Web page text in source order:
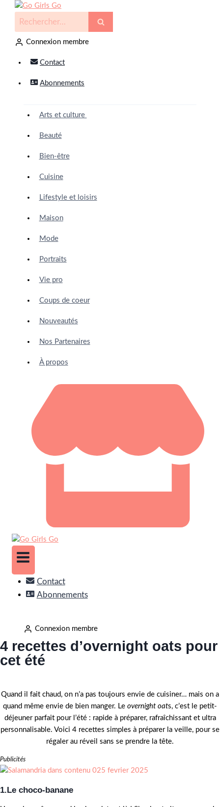
Connexion membre
Contact
Abonnements
Arts et culture
Beauté
Bien-être
Cuisine
Lifestyle et loisirs
Maison
Mode
Portraits
Vie pro
Coups de coeur
Nouveautés
Nos Partenaires
À propos
Contact
Abonnements
Connexion membre
4 recettes d’overnight oats pour
cet été
Quand il fait chaud, on n’a pas toujours envie de cuisiner… mais on a
quand même envie de bien manger. Le overnight oats, c’est le petit-
déjeuner parfait pour l’été : rapide à préparer, rafraîchissant et ultra
personnalisable. Voici 4 recettes simples à préparer la veille, pour se
régaler au réveil sans se prendre la tête.
Publicités
1.Le choco-banane